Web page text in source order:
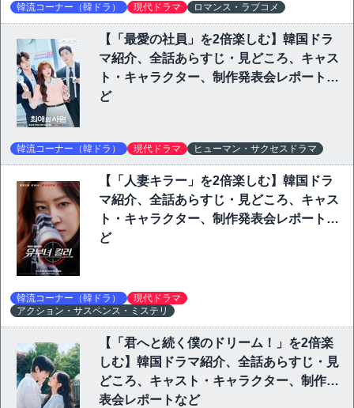
韓流コーナー（韓ドラ） 現代ドラマ ロマンス・ラブコメ
【「最愛の社員」を2倍楽しむ】韓国ドラ
マ紹介、全話あらすじ・見どころ、キャス
ト・キャラクター、制作発表会レポートな
ど
韓流コーナー（韓ドラ） 現代ドラマ ヒューマン・サクセスドラマ
【「人妻キラー」を2倍楽しむ】韓国ドラ
マ紹介、全話あらすじ・見どころ、キャス
ト・キャラクター、制作発表会レポートな
ど
韓流コーナー（韓ドラ）
現代ドラマ
アクション・サスペンス・ミステリ
【「君へと続く僕のドリーム！」を2倍楽
しむ】韓国ドラマ紹介、全話あらすじ・見
どころ、キャスト・キャラクター、制作発
表会レポートなど